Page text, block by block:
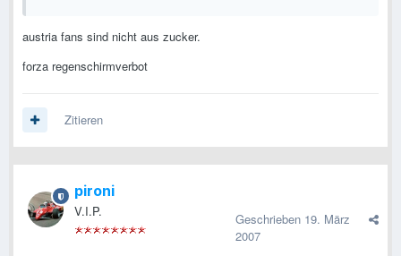
austria fans sind nicht aus zucker.
forza regenschirmverbot
Zitieren
pironi
V.I.P. Geschrieben 19. März
2007